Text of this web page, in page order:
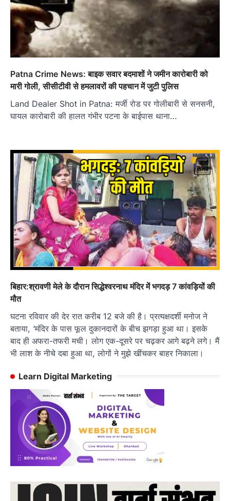
Patna Crime News: बाइक सवार बदमाशों ने जमीन कारोबारी को
मारी गोली, सीसीटीवी से हमलावरों की पहचान में जुटी पुलिस
Land Dealer Shot in Patna: मर्जी रोड पर गोलीबारी से सनसनी,
घायल कारोबारी की हालत गंभीर पटना के बाईपास थाना…
बिहार:श्रावणी मेले के दौरान सिद्धेश्वरनाथ मंदिर में भगदड़ 7 कांवड़ियों की
मौत
घटना रविवार की देर रात करीब 12 बजे की है। प्रत्यक्षदर्शी मनोज ने
बताया, ‘मंदिर के पास फूल दुकानदारों के बीच झगड़ा हुआ था। इसके
बाद ही अफरा-तफरी मची। लोग एक-दूसरे पर चढ़कर आगे बढ़ने लगे। मैं
भी लाश के नीचे दबा हुआ था, लोगों ने मुझे खींचकर बाहर निकाला।
Learn Digital Marketing